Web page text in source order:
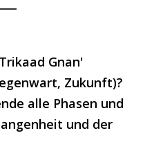
Gnan'
Zukunft)?
alle Phasen und
und der